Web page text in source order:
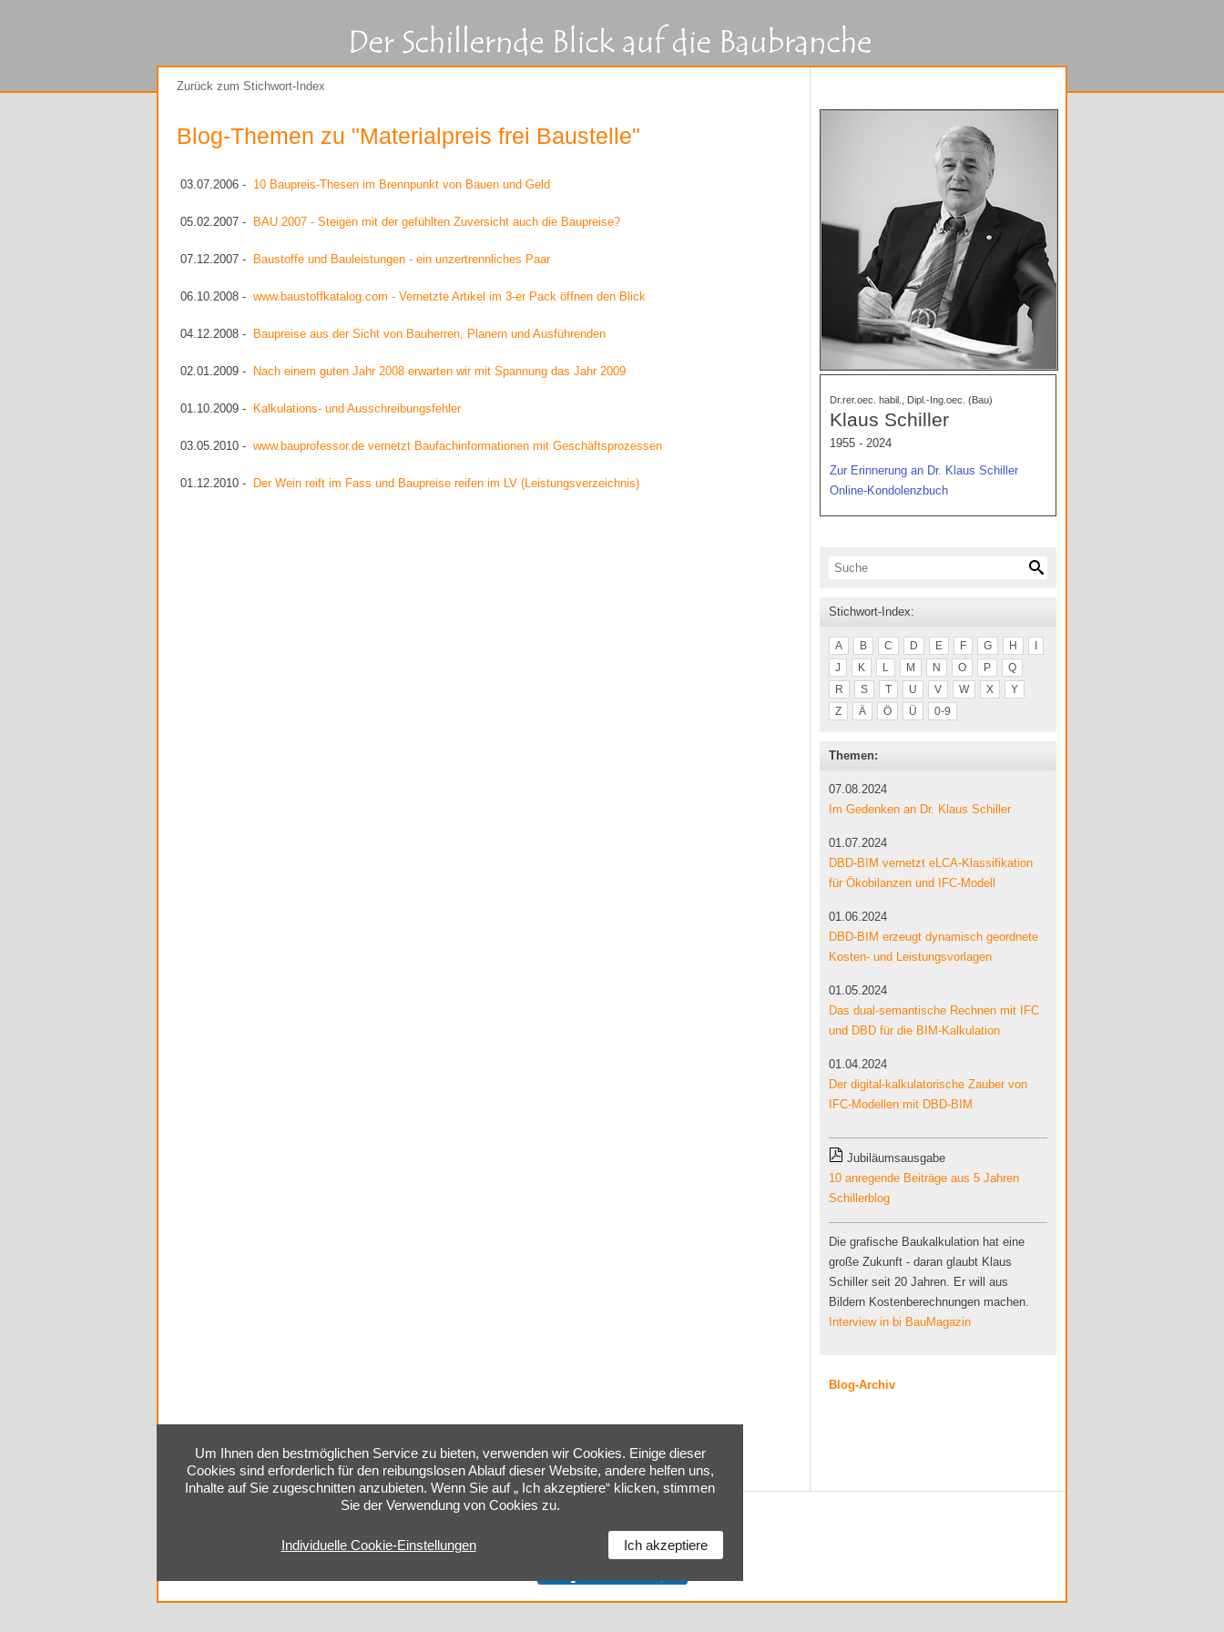
Zurück zum Stichwort-Index
Blog-Themen zu "Materialpreis frei Baustelle"
03.07.2006 - 10 Baupreis-Thesen im Brennpunkt von Bauen und Geld
05.02.2007 - BAU 2007 - Steigen mit der gefühlten Zuversicht auch die Baupreise?
07.12.2007 - Baustoffe und Bauleistungen - ein unzertrennliches Paar
06.10.2008 - www.baustoffkatalog.com - Vernetzte Artikel im 3-er Pack öffnen den Blick
04.12.2008 - Baupreise aus der Sicht von Bauherren, Planern und Ausführenden
02.01.2009 - Nach einem guten Jahr 2008 erwarten wir mit Spannung das Jahr 2009
01.10.2009 - Kalkulations- und Ausschreibungsfehler
03.05.2010 - www.bauprofessor.de vernetzt Baufachinformationen mit Geschäftsprozessen
01.12.2010 - Der Wein reift im Fass und Baupreise reifen im LV (Leistungsverzeichnis)
Dr.rer.oec. habil., Dipl.-Ing.oec. (Bau)
Klaus Schiller
1955 - 2024
Zur Erinnerung an Dr. Klaus Schiller
Online-Kondolenzbuch
Stichwort-Index:
A B C D E F G H
J
K L M N O P
Q
R
S T U V W X
Y
Z
Ä Ö Ü 0-9
Themen:
07.08.2024
Im Gedenken an Dr. Klaus Schiller
01.07.2024
DBD-BIM vernetzt eLCA-Klassifikation
für Ökobilanzen und IFC-Modell
01.06.2024
DBD-BIM erzeugt dynamisch geordnete
Kosten- und Leistungsvorlagen
01.05.2024
Das dual-semantische Rechnen mit IFC
und DBD für die BIM-Kalkulation
01.04.2024
Der digital-kalkulatorische Zauber von
IFC-Modellen mit DBD-BIM
Jubiläumsausgabe
10 anregende Beiträge aus 5 Jahren
Schillerblog
Die grafische Baukalkulation hat eine
große Zukunft - daran glaubt Klaus
Schiller seit 20 Jahren. Er will aus
Bildern Kostenberechnungen machen.
Interview in bi BauMagazin
Blog-Archiv
Home
Cookie-Einstellungen|
Datenschutzerklärung
Um Ihnen den bestmöglichen Service zu bieten, verwenden wir Cookies. Einige dieser
Cookies sind erforderlich für den reibungslosen Ablauf dieser Website, andere helfen uns,
Inhalte auf Sie zugeschnitten anzubieten. Wenn Sie auf „ Ich akzeptiere“ klicken, stimmen
Sie der Verwendung von Cookies zu.
Individuelle Cookie-Einstellungen Ich akzeptiere